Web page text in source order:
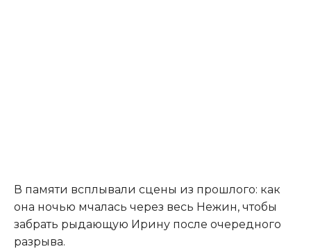
В памяти всплывали сцены из прошлого: как
она ночью мчалась через весь Нежин, чтобы
забрать рыдающую Ирину после очередного
разрыва.